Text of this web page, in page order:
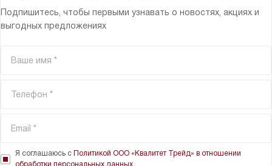
Подпишитесь, чтобы первыми узнавать о новостях, акциях и
выгодных предложениях
Я соглашаюсь с Политикой ООО «Квалитет Трейд» в отношении
обработки персональных данных